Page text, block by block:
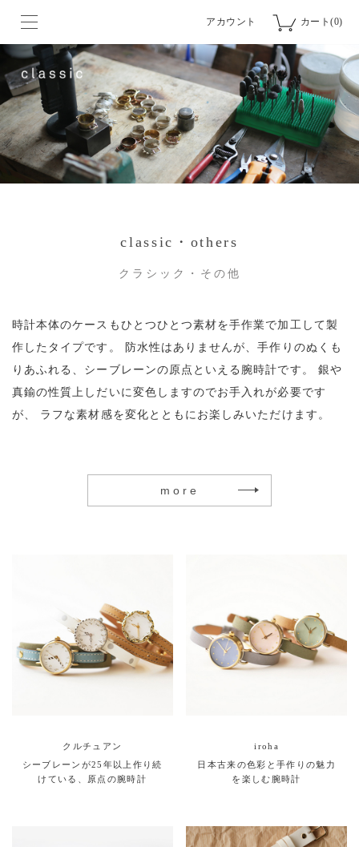
アカウント カート(0)
classic・others
クラシック・その他
時計本体のケースもひとつひとつ素材を手作業で加工して製
作したタイプです。
防水性はありませんが、手作りのぬくも
りあふれる、シーブレーンの原点といえる腕時計です。 銀や
真鍮の性質上しだいに変色しますのでお手入れが必要です
が、 ラフな素材感を変化とともにお楽しみいただけます。
more
クルチュアン
シーブレーンが25年以上作り続
けている、原点の腕時計
iroha
日本古来の色彩と手作りの魅力
を楽しむ腕時計